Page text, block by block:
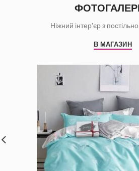
Ніжний інтер'єр з
В МАГАЗИН